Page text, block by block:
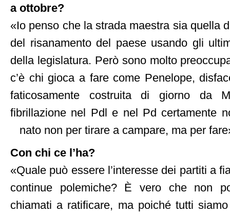
a ottobre?
«Io penso che la strada maestra sia quella
del risanamento del paese usando gli
della legislatura. Però sono molto
c’è chi gioca a fare come Penelope,
faticosamente costruita di giorno da
fibrillazione nel Pdl e nel Pd certamente
nato non per tirare a campare, ma per
Con chi ce l’ha?
«Quale può essere l’interesse dei partiti a
continue polemiche? È vero che non
chiamati a ratificare, ma poiché tutti